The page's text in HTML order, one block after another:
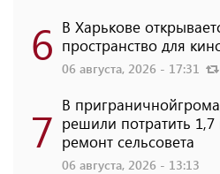
6 В Харькове
пространство для
06 августа, 2026 - 17:31
7 В
решили потратить
ремонт сельсовета
06 августа, 2026 - 13:13